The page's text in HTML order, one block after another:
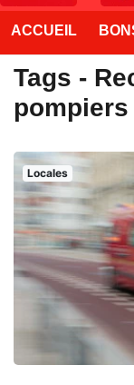
ACCUEIL
Tags -
pompiers
Locales